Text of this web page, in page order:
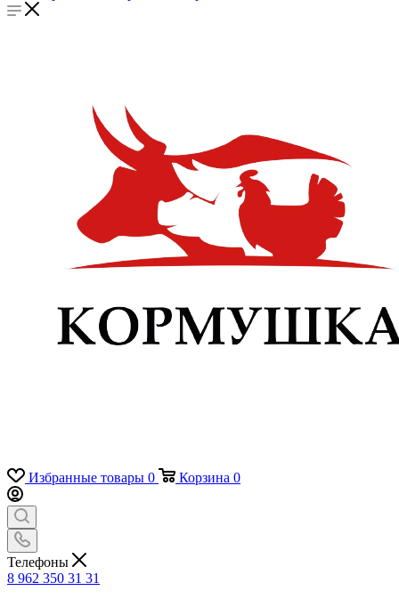
Избранные товары 0 Корзина 0
Телефоны
8 962 350 31 31